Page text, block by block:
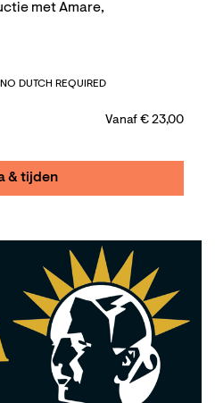
met Amare,
NO DUTCH REQUIRED
Vanaf € 23,00
& tijden